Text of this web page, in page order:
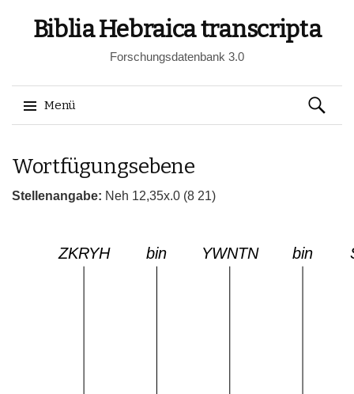
Biblia Hebraica transcripta
Forschungsdatenbank 3.0
Menü
zum
Suchen
nach:
Wortfügungsebene
Stellenangabe: Neh 12,35x.0 (8 21)